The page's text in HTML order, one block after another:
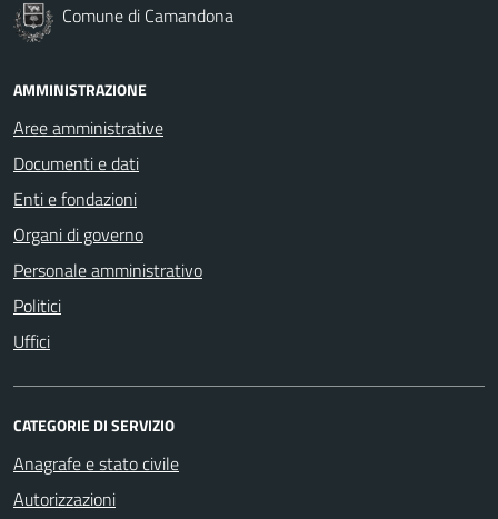
Comune di Camandona
AMMINISTRAZIONE
Aree amministrative
Documenti e dati
Enti e fondazioni
Organi di governo
Personale amministrativo
Politici
Uffici
CATEGORIE DI SERVIZIO
Anagrafe e stato civile
Autorizzazioni